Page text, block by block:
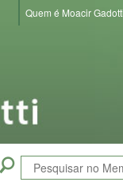
Quem é Moacir Gadotti